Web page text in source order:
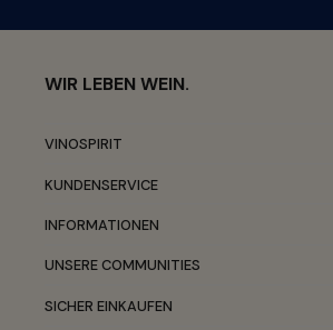
WIR LEBEN WEIN.
VINOSPIRIT
KUNDENSERVICE
INFORMATIONEN
UNSERE COMMUNITIES
SICHER EINKAUFEN